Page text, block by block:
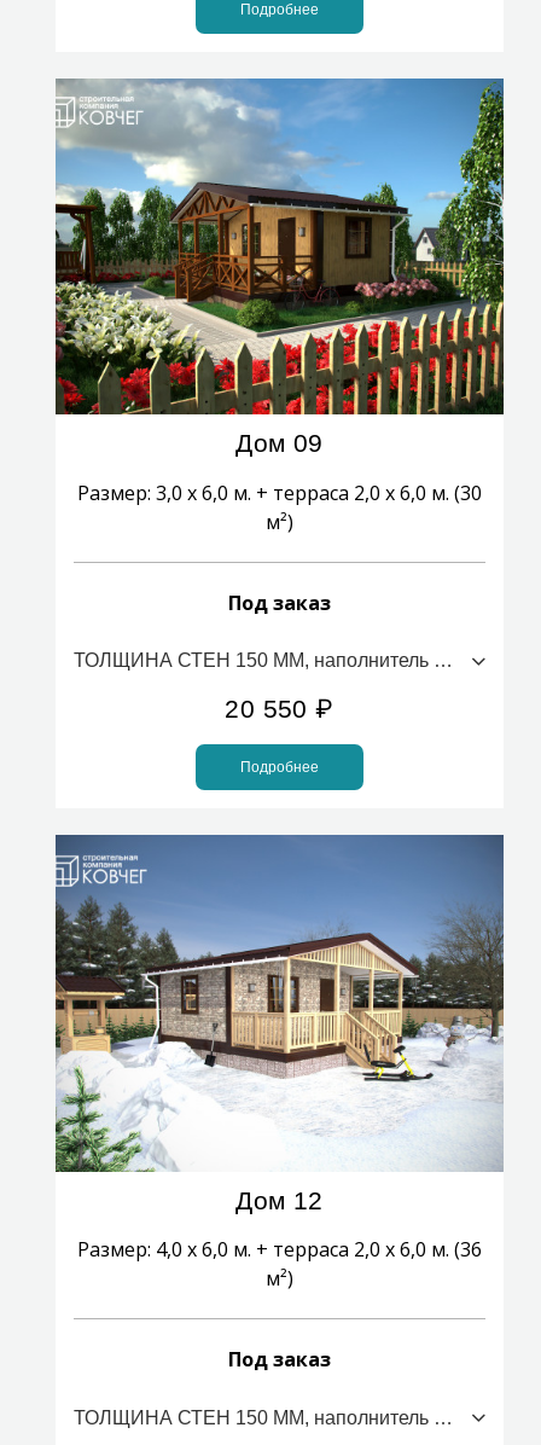
Подробнее
Дом 09
Размер: 3,0 х 6,0 м. + терраса 2,0 х 6,0 м. (30
м²)
Под заказ
ТОЛЩИНА СТЕН 150 ММ, наполнитель ПСБС (стоимость за 1м2)
20 550 ₽
Подробнее
Дом 12
Размер: 4,0 х 6,0 м. + терраса 2,0 х 6,0 м. (36
м²)
Под заказ
ТОЛЩИНА СТЕН 150 ММ, наполнитель ПСБС (стоимость за 1м2)